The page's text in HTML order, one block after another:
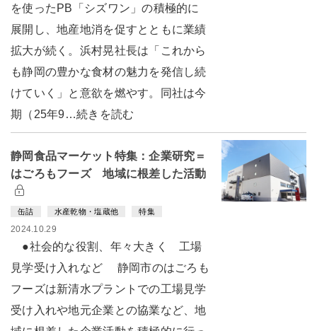
を使ったPB「シズワン」の積極的に
展開し、地産地消を促すとともに業績
拡大が続く。浜村晃社長は「これから
も静岡の豊かな食材の魅力を発信し続
けていく」と意欲を燃やす。同社は今
期（25年9…続きを読む
静岡食品マーケット特集：企業研究＝
はごろもフーズ 地域に根差した活動
缶詰 水産乾物・塩蔵他 特集
2024.10.29
●社会的な役割、年々大きく 工場
見学受け入れなど 静岡市のはごろも
フーズは新清水プラントでの工場見学
受け入れや地元企業との協業など、地